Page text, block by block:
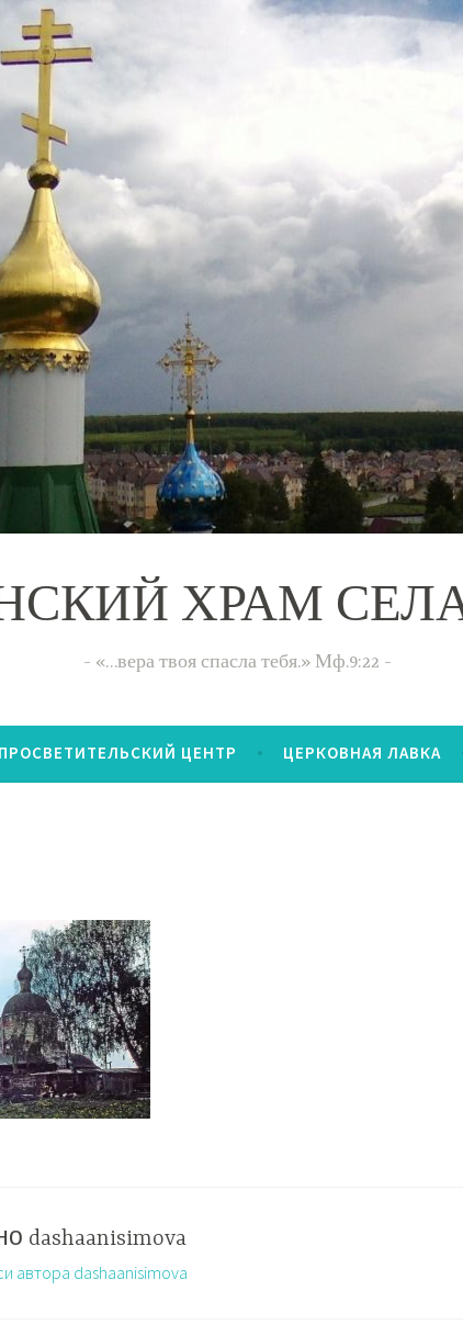
ХРАМ
«…вера твоя спасла тебя.» Мф.9:22
ПРОСВЕТИТЕЛЬСКИЙ ЦЕНТР ЦЕРКОВНАЯ ЛАВКА
dashaanisimova
автора dashaanisimova